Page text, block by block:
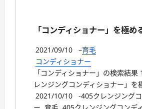
「コンディショナー」を極め
2021/09/10 –育毛
コンディショナー
「コンディショナー」の検索結
レンジングコンディショナー」を
2021/10/10 -405クレンジングコ